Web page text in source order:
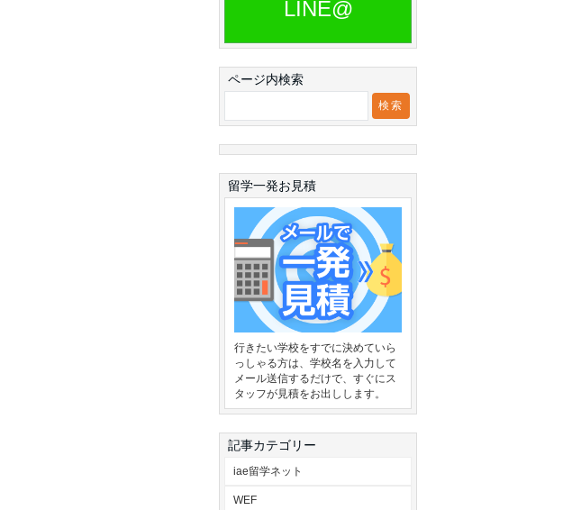
LINE@
ページ内検索
留学一発お見積
行きたい学校をすでに決めていら
っしゃる方は、学校名を入力して
メール送信するだけで、すぐにス
タッフが見積をお出しします。
記事カテゴリー
iae留学ネット
WEF